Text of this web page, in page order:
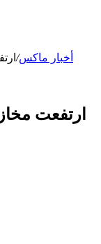
أخبار ماكس/
ارتفعت